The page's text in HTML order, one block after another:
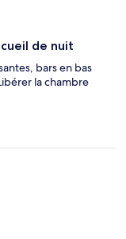
de nuit
bars en bas
la chambre